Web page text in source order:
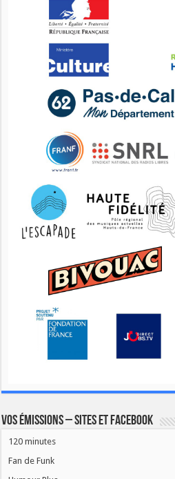
Vos émissions – Sites et Facebook
120 minutes
Fan de Funk